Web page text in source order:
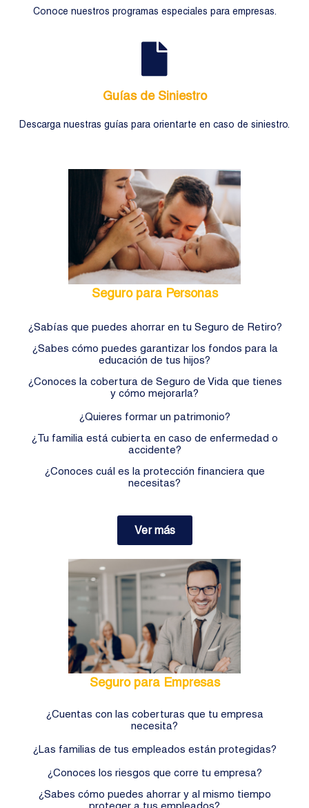
Conoce nuestros programas especiales para empresas.
Guías de Siniestro
Descarga nuestras guías para orientarte en caso de siniestro.
Seguro para Personas
¿Sabías que puedes ahorrar en tu Seguro de Retiro?
¿Sabes cómo puedes garantizar los fondos para la
educación de tus hijos?
¿Conoces la cobertura de Seguro de Vida que tienes
y cómo mejorarla?
¿Quieres formar un patrimonio?
¿Tu familia está cubierta en caso de enfermedad o
accidente?
¿Conoces cuál es la protección financiera que
necesitas?
Ver más
Seguro para Empresas
¿Cuentas con las coberturas que tu empresa
necesita?
¿Las familias de tus empleados están protegidas?
¿Conoces los riesgos que corre tu empresa?
¿Sabes cómo puedes ahorrar y al mismo tiempo